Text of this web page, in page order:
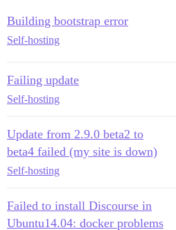
Building bootstrap error
Self-hosting
Failing update
Self-hosting
Update from 2.9.0 beta2 to
beta4 failed (my site is down)
Self-hosting
Failed to install Discourse in
Ubuntu14.04: docker problems